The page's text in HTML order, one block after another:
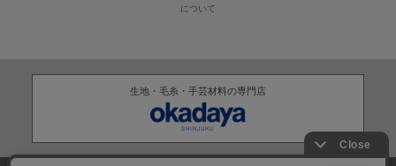
について
生地・毛糸・手芸材料の専門店